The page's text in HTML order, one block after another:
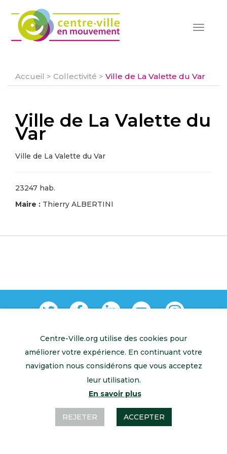
Toggle
Accueil > Collectivité > Ville de La Valette du Var
Ville de La Valette du
Var
Ville de La Valette du Var
23247 hab.
Maire : Thierry ALBERTINI
Retour à l’accueil Mentions légales Contactez-nous
Centre-Ville.org utilise des cookies pour
améliorer votre expérience. En continuant votre
navigation nous considérons que vous acceptez
leur utilisation.
En savoir plus
REJETER ACCEPTER